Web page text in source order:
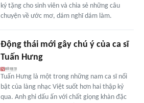
ký tặng cho sinh viên và chia sẻ những câu
chuyện về ước mơ, dám nghĩ dám làm.
Động thái mới gây chú ý của ca sĩ
Tuấn Hưng
Tuấn Hưng là một trong những nam ca sĩ nổi
bật của làng nhạc Việt suốt hơn hai thập kỷ
qua. Anh ghi dấu ấn với chất giọng khàn đặc